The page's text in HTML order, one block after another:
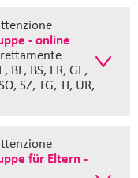
- online
BS, FR, GE,
SZ, TG, TI, UR,
für Eltern -